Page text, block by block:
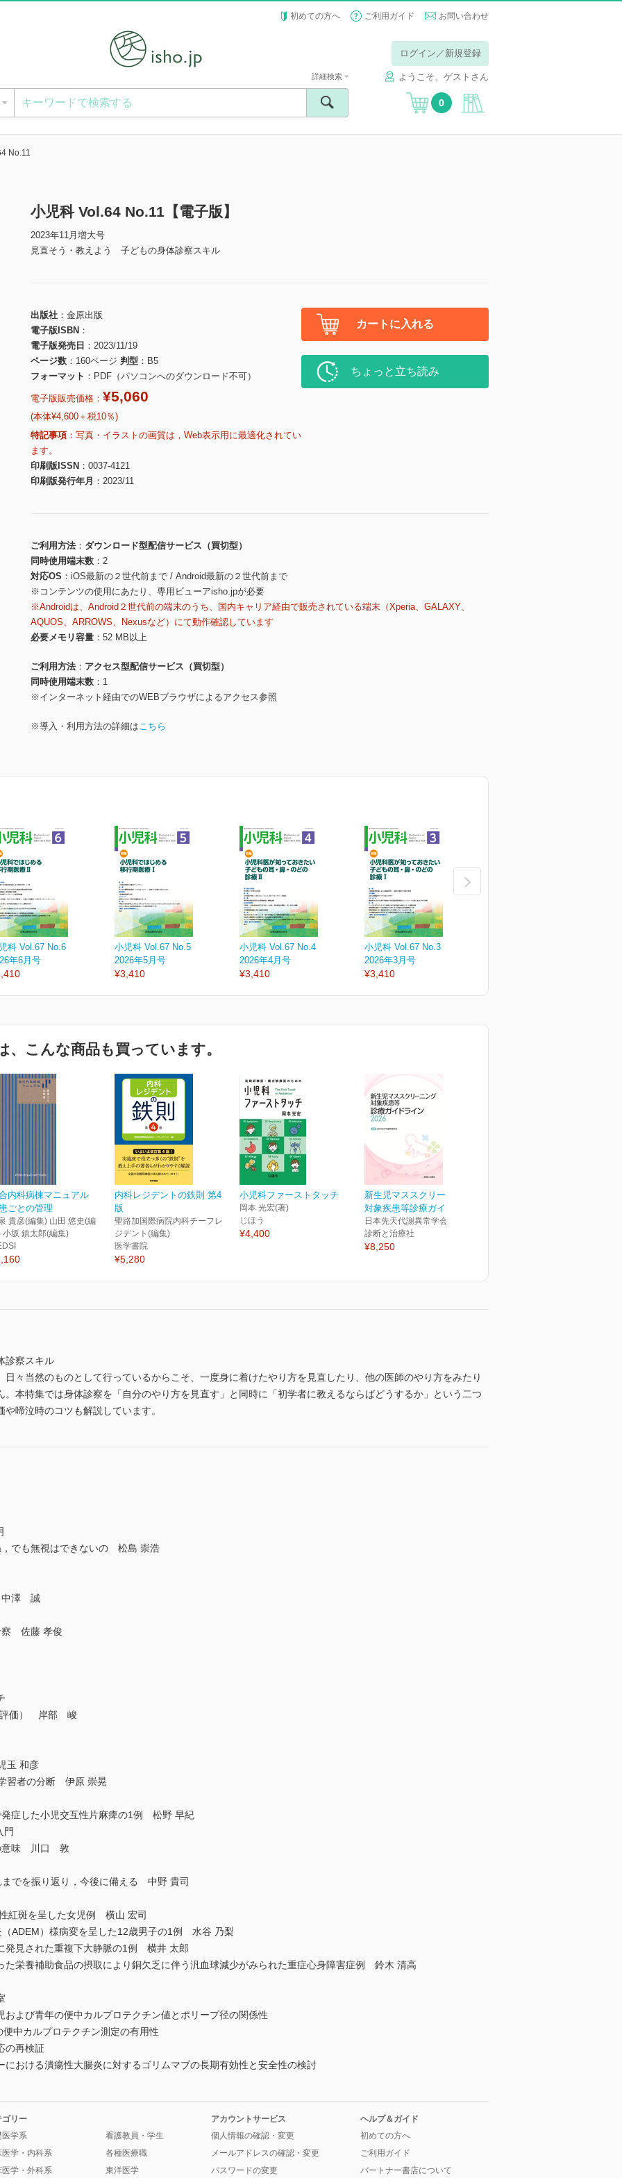
初めての方へ ご利用ガイド お問い合わせ
ログイン／新規登録
ようこそ、ゲストさん
詳細検索
0
No.11
小児科 Vol.64 No.11【電子版】
2023年11月増大号
見直そう・教えよう 子どもの身体診察スキル
出版社
金原出版
電子版ISBN
電子版発売日
2023/11/19
ページ数
160ページ 判型
B5
フォーマット
PDF（パソコンへのダウンロード不可）
電子版販売価格： ¥5,060
(本体¥4,600＋税10％)
特記事項
写真・イラストの画質は，Web表示用に最適化されてい
ます。
印刷版ISSN
0037-4121
印刷版発行年月
2023/11
カートに入れる
ちょっと立ち読み
ご利用方法
ダウンロード型配信サービス（買切型）
同時使用端末数
2
対応OS
iOS最新の２世代前まで / Android最新の２世代前まで
※コンテンツの使用にあたり、専用ビューアisho.jpが必要
※Androidは、Android２世代前の端末のうち、国内キャリア経由で販売されている端末（Xperia、GALAXY、
AQUOS、ARROWS、Nexusなど）にて動作確認しています
必要メモリ容量
52 MB以上
ご利用方法
アクセス型配信サービス（買切型）
同時使用端末数
1
※インターネット経由でのWEBブラウザによるアクセス参照
※導入・利用方法の詳細はこちら
科 Vol.67 No.6
年6月号
小児科 Vol.67 No.5
2026年5月号
¥3,410
小児科 Vol.67 No.4
2026年4月号
¥3,410
小児科 Vol.67 No.3
2026年3月号
¥3,410
、こんな商品も買っています。
内科病棟マニュアル
ごとの管理
貴彦(編集) 山田 悠史(編
小坂 鎮太郎(編集)
内科レジデントの鉄則 第4
版
聖路加国際病院内科チーフレ
ジデント(編集)
医学書院
¥5,280
小児科ファーストタッチ
岡本 光宏(著)
じほう
¥4,400
新生児マススクリーニング
対象疾患等診療ガイドラ...
日本先天代謝異常学会(編集)
診断と治療社
¥8,250
診察スキル
々当然のものとして行っているからこそ、一度身に着けたやり方を見直したり、他の医師のやり方をみたり
本特集では身体診察を「自分のやり方を見直す」と同時に「初学者に教えるならばどうするか」という二つ
啼泣時のコツも解説しています。
でも無視はできないの 松島 崇浩
中澤 誠
察 佐藤 孝俊
評価） 岸部 峻
玉 和彦
習者の分断 伊原 崇晃
症した小児交互性片麻痺の1例 松野 早紀
門
意味 川口 敦
でを振り返り，今後に備える 中野 貴司
紅斑を呈した女児例 横山 宏司
ADEM）様病変を呈した12歳男子の1例 水谷 乃梨
発見された重複下大静脈の1例 横井 太郎
た栄養補助食品の摂取により銅欠乏に伴う汎血球減少がみられた重症心身障害症例 鈴木 清高
よび青年の便中カルプロテクチン値とポリープ径の関係性
中カルプロテクチン測定の有用性
の再検証
おける潰瘍性大腸炎に対するゴリムマブの長期有効性と安全性の検討
ゴリー
医学系
医学・内科系
医学・外科系
看護教員・学生
各種医療職
東洋医学
アカウントサービス
個人情報の確認・変更
メールアドレスの確認・変更
パスワードの変更
ヘルプ＆ガイド
初めての方へ
ご利用ガイド
パートナー書店について